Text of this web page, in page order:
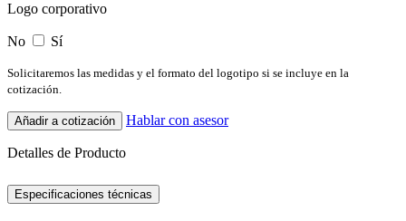
Logo corporativo
No Sí
Solicitaremos las medidas y el formato del logotipo si se incluye en la
cotización.
Añadir a cotización Hablar con asesor
Detalles de Producto
Especificaciones técnicas